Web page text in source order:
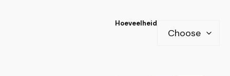
Hoeveelheid